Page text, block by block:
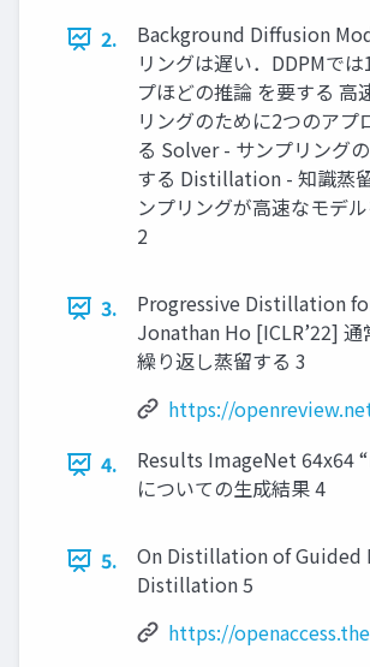
2.
Background Diffusion
リングは遅い．DDPMで
プほどの推論 を要する 高
リングのために2つのアプ
る Solver - サンプリング
する Distillation - 知識蒸
ンプリングが高速なモデ
2
3.
Progressive Distillation
Jonathan Ho [ICLR’22]
繰り返し蒸留する 3
https://
4.
Results ImageNet 64x64
についての生成結果 4
5.
On Distillation of Guided
Distillation 5
https://